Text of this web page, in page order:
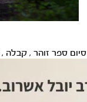
סיום ספר זוהר , קבלה ,